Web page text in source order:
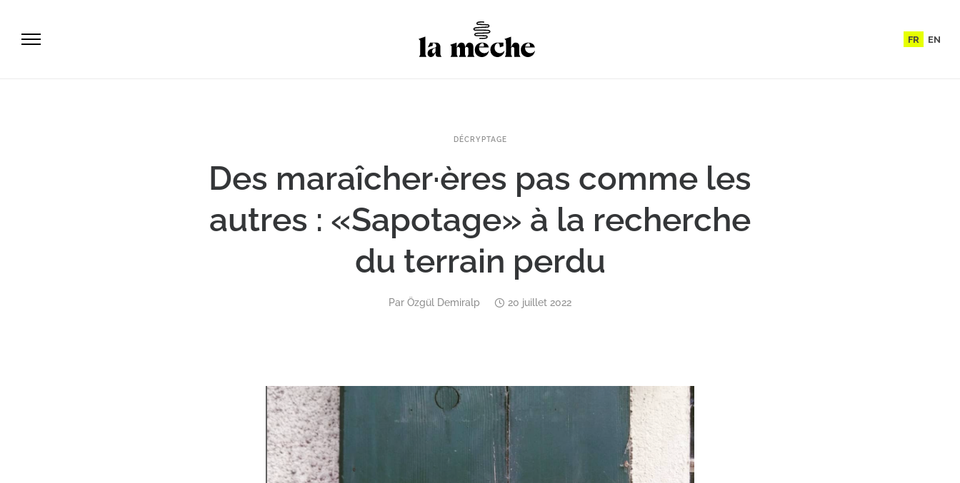
FR EN
DÉCRYPTAGE
Des maraîcher·ères pas comme les
autres : «Sapotage» à la recherche
du terrain perdu
Par Özgül Demiralp 20 juillet 2022